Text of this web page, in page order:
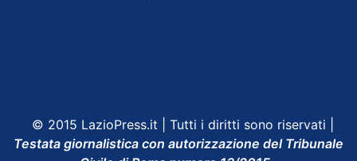
© 2015 LazioPress.it | Tutti i diritti sono riservati |
Testata giornalistica con autorizzazione del Tribunale